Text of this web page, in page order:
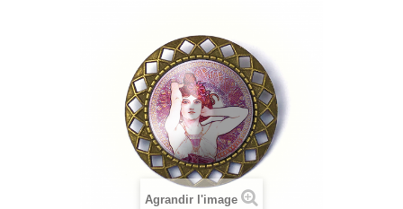
Agrandir l'image